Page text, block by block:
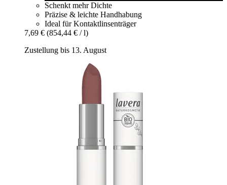
Schenkt mehr Dichte
Präzise & leichte Handhabung
Ideal für Kontaktlinsenträger
7,69 € (854,44 € / l)
Zustellung bis 13. August